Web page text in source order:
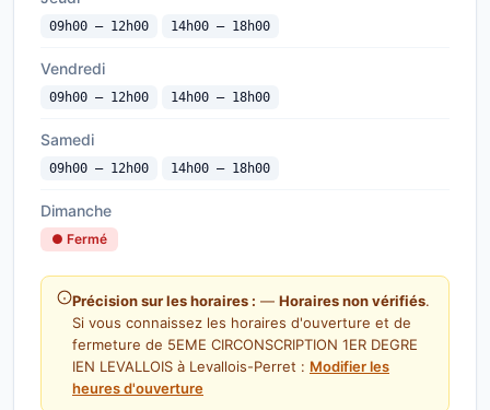
09h00 — 12h00 14h00 — 18h00
Vendredi
09h00 — 12h00 14h00 — 18h00
Samedi
09h00 — 12h00 14h00 — 18h00
Dimanche
● Fermé
Précision sur les horaires : — Horaires non vérifiés.
Si vous connaissez les horaires d'ouverture et de
fermeture de 5EME CIRCONSCRIPTION 1ER DEGRE
IEN LEVALLOIS à Levallois-Perret : Modifier les
heures d'ouverture